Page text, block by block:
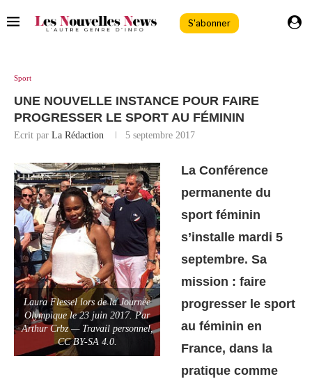
S'abonner
Sport
UNE NOUVELLE INSTANCE POUR FAIRE
PROGRESSER LE SPORT AU FÉMININ
Ecrit par La Rédaction 5 septembre 2017
Laura Flessel lors de la Journée
Olympique le 23 juin 2017. Par
Arthur Crbz — Travail personnel,
CC BY-SA 4.0.
La Conférence
permanente du
sport féminin
s’installe mardi 5
septembre. Sa
mission : faire
progresser le sport
au féminin en
France, dans la
pratique comme